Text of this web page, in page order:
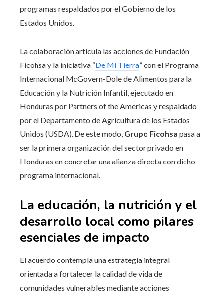
programas respaldados por el Gobierno de los
Estados Unidos.
La colaboración articula las acciones de Fundación
Ficohsa y la iniciativa “De Mi Tierra” con el Programa
Internacional McGovern-Dole de Alimentos para la
Educación y la Nutrición Infantil, ejecutado en
Honduras por Partners of the Americas y respaldado
por el Departamento de Agricultura de los Estados
Unidos (USDA). De este modo, Grupo Ficohsa pasa a
ser la primera organización del sector privado en
Honduras en concretar una alianza directa con dicho
programa internacional.
La educación, la nutrición y el
desarrollo local como pilares
esenciales de impacto
El acuerdo contempla una estrategia integral
orientada a fortalecer la calidad de vida de
comunidades vulnerables mediante acciones